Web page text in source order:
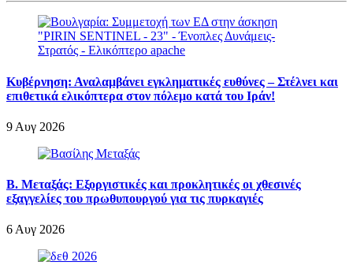
Κυβέρνηση: Αναλαμβάνει εγκληματικές ευθύνες – Στέλνει και
επιθετικά ελικόπτερα στον πόλεμο κατά του Ιράν!
9 Αυγ 2026
Β. Μεταξάς: Εξοργιστικές και προκλητικές οι χθεσινές
εξαγγελίες του πρωθυπουργού για τις πυρκαγιές
6 Αυγ 2026